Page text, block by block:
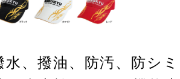
水、撥油、防汚、防シミ